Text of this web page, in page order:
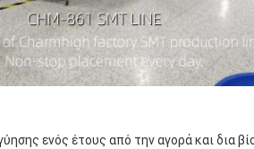
ενός έτους από την αγορά και δια